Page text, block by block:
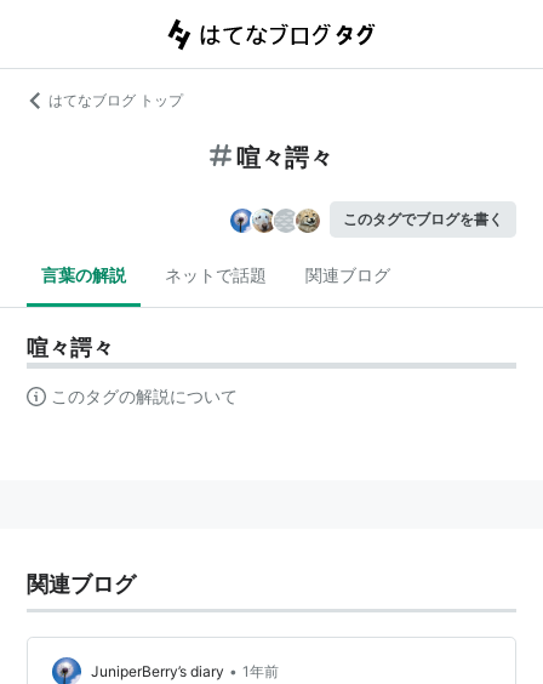
はてなブログ トップ
喧々諤々
このタグでブログを書く
言葉の解説 ネットで話題 関連ブログ
喧々諤々
このタグの解説について
関連ブログ
JuniperBerry’s diary • 1年前